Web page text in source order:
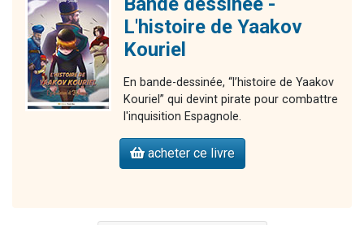
L'histoire de Yaakov
Kouriel
En bande-dessinée, “l’histoire de Yaakov
Kouriel” qui devint pirate pour combattre
l'inquisition Espagnole.
acheter ce livre